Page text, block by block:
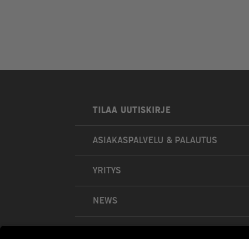
TILAA UUTISKIRJE
ASIAKASPALVELU & PALAUTUS
YRITYS
NEWS